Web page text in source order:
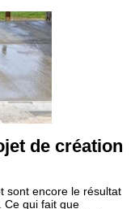
de création
sont encore le résultat
Ce qui fait que